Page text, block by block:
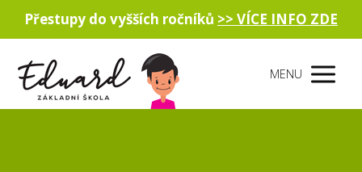
Přestupy do vyšších ročníků >> VÍCE INFO ZDE
MENU